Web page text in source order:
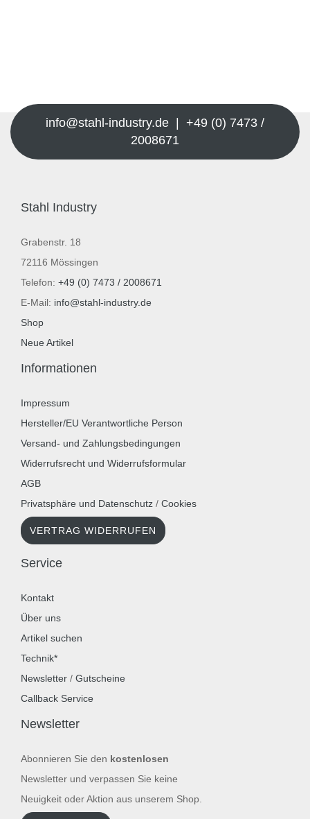
info@stahl-industry.de | +49 (0) 7473 /
2008671
Stahl Industry
Grabenstr. 18
72116 Mössingen
Telefon: +49 (0) 7473 / 2008671
E-Mail: info@stahl-industry.de
Shop
Neue Artikel
Informationen
Impressum
Hersteller/EU Verantwortliche Person
Versand- und Zahlungsbedingungen
Widerrufsrecht und Widerrufsformular
AGB
Privatsphäre und Datenschutz / Cookies
VERTRAG WIDERRUFEN
Service
Kontakt
Über uns
Artikel suchen
Technik*
Newsletter / Gutscheine
Callback Service
Newsletter
Abonnieren Sie den kostenlosen
Newsletter und verpassen Sie keine
Neuigkeit oder Aktion aus unserem Shop.